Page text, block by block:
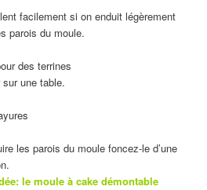
facilement si on enduit légèrement
parois du moule.
des terrines
une table.
les parois du moule foncez-le d’une
le moule à cake démontable